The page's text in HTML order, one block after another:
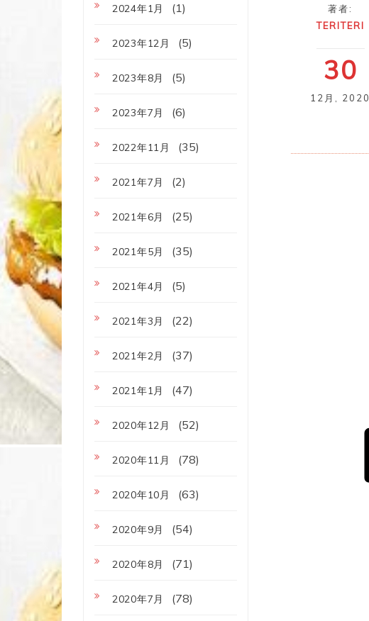
著者:
TERITERI
30
12月 , 2020
2024年1月 (1)
2023年12月 (5)
2023年8月 (5)
2023年7月 (6)
2022年11月 (35)
2021年7月 (2)
2021年6月 (25)
2021年5月 (35)
2021年4月 (5)
2021年3月 (22)
2021年2月 (37)
2021年1月 (47)
2020年12月 (52)
2020年11月 (78)
2020年10月 (63)
2020年9月 (54)
2020年8月 (71)
2020年7月 (78)